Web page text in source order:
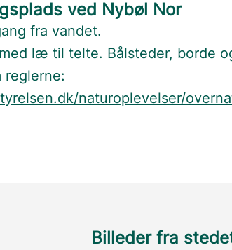
ved Nybøl Nor
fra vandet.
læ til telte. Bålsteder, borde
naturoplevelser/
Billeder fra